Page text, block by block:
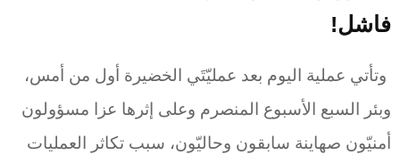
فاشل!
وتأتي عملية اليوم بعد عمليّتَي الخضيرة أول من أمس،
وبئر السبع الأسبوع المنصرم وعلى إثرها عزا مسؤولون
أمنيّون صهاينة سابقون وحاليّون، سبب تكاثر العمليات